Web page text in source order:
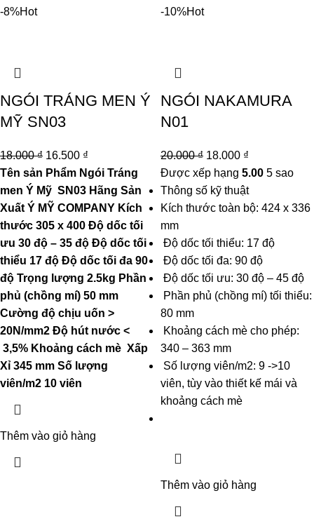
-8%Hot
NGÓI TRÁNG MEN Ý
MỸ SN03
18.000₫ 16.500 ₫
Tên sản Phẩm Ngói Tráng
men Ý Mỹ SN03 Hãng Sản
Xuất Ý MỸ COMPANY Kích
thước 305 x 400 Độ dốc tối
ưu 30 độ – 35 độ Độ dốc tối
thiểu 17 độ Độ dốc tối đa 90
độ Trọng lượng 2.5kg Phần
phủ (chồng mí) 50 mm
Cường độ chịu uốn >
20N/mm2 Độ hút nước <
3,5% Khoảng cách mè Xấp
Xỉ 345 mm Số lượng
viên/m2 10 viên
Thêm vào giỏ hàng
-10%Hot
NGÓI NAKAMURA
N01
20.000₫ 18.000 ₫
Được xếp hạng 5.00 5 sao
Thông số kỹ thuật
Kích thước toàn bộ: 424 x 336
mm
Độ dốc tối thiểu: 17 độ
Độ dốc tối đa: 90 độ
Độ dốc tối ưu: 30 độ – 45 độ
Phần phủ (chồng mí) tối thiểu:
80 mm
Khoảng cách mè cho phép:
340 – 363 mm
Số lượng viên/m2: 9 ->10
viên, tùy vào thiết kế mái và
khoảng cách mè
Thêm vào giỏ hàng